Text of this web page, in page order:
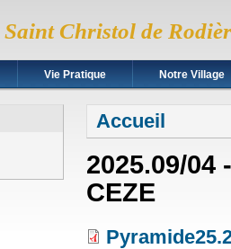
Christol de
Vie Pratique Notre Village
Vous êtes ici
Accueil
2025.09/04
CEZE